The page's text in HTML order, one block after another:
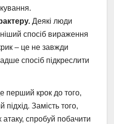
Деякі люди
спосіб вираження
– це не завжди
спосіб підкреслити
перший крок до того,
Замість того,
спробуй побачити